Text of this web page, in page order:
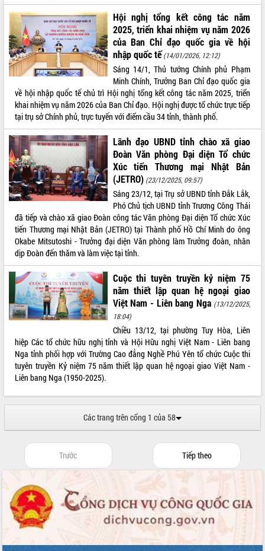
Kỳ họp thứ Hai, Hội đồng nhân dân
tỉnh khóa XI quyết nghị nhiều nội dung
quan trọng
Bí thư Tỉnh ủy Lương Nguyễn Minh
Triết thăm, tặng quà người có công với
cách mạng
Rà soát, hoàn thiện hệ thống thiết chế
văn hóa, thể thao đáp ứng yêu cầu
phát triển mới
Thường trực HĐND tỉnh Đắk Lắk gặp
mặt Đoàn chuyên gia y tế TP. Hồ Chí
Minh
Lễ truy điệu và an táng hài cốt liệt sĩ
tại Nghĩa trang Liệt sĩ xã Sơn Hòa
Bàn giải pháp tháo gỡ khó khăn trong
xuất khẩu sầu riêng và triển khai quy
định EUDR
Thứ trưởng Bộ Nông nghiệp và Môi
trường Nguyễn Hoàng Hiệp khảo sát
vùng trồng và doanh nghiệp đóng gói
sầu riêng tại Đắk Lắk
Trình diễn nghệ thuật chế biến các
món ăn từ sầu riêng
Đắk Lắk công bố Quy hoạch và xúc
tiến đầu tư tỉnh
Ngành cá ngừ Đắk Lắk chủ động thích
ứng để giữ vững thị trường xuất khẩu
Diễn đàn Kinh tế tư nhân Việt Nam đột
phá cơ chế - Hợp tác công tư
Đề án 06 tạo bước ngoặt đột phá trong
cải cách hành chính tỉnh Đắk Lắk
để phát triển du lịch Đắk Lắk
tầng kỹ thuật Cụm công nghiệp Tân
Gặp mặt các cơ quan báo chí nhân Kỷ
niệm 101 năm Ngày Báo chí Cách
mạng Việt Nam
Đắk Lắk sơ kết 4 năm triển khai thực
hiện Đề án 06 của Chính phủ
Họp báo thông tin về Hội nghị Công bố
LIÊN KẾT WEB
THỐNG KÊ TRUY CẬP
Hôm nay: 10593
Tất cả: 66096261
Hội nghị tổng kết công tác năm
2025, triển khai nhiệm vụ năm 2026
của Ban Chỉ đạo quốc gia về hội
nhập quốc tế (14/01/2026, 12:12)
Sáng 14/1, Thủ tướng Chính phủ Phạm
Minh Chính, Trưởng Ban Chỉ đạo quốc gia
về hội nhập quốc tế chủ trì Hội nghị tổng kết công tác năm 2025, triển
khai nhiệm vụ năm 2026 của Ban Chỉ đạo. Hội nghị được tổ chức trực tiếp
tại trụ sở Chính phủ, trực tuyến với điểm cầu 34 tỉnh, thành phố.
Lãnh đạo UBND tỉnh chào xã giao
Đoàn Văn phòng Đại diện Tổ chức
Xúc tiến Thương mại Nhật Bản
(JETRO) (23/12/2025, 09:57)
Sáng 23/12, tại Trụ sở UBND tỉnh Đắk Lắk,
Phó Chủ tịch UBND tỉnh Trương Công Thái
đã tiếp và chào xã giao Đoàn công tác Văn phòng Đại diện Tổ chức Xúc
tiến Thương mại Nhật Bản (JETRO) tại Thành phố Hồ Chí Minh do ông
Okabe Mitsutoshi - Trưởng đại diện Văn phòng làm Trưởng đoàn, nhân
dịp Đoàn đến thăm và làm việc tại tỉnh.
Cuộc thi tuyên truyền kỷ niệm 75
năm thiết lập quan hệ ngoại giao
Việt Nam - Liên bang Nga (13/12/2025,
18:04)
Chiều 13/12, tại phường Tuy Hòa, Liên
hiệp Các tổ chức hữu nghị tỉnh và Hội Hữu nghị Việt Nam - Liên bang
Nga tỉnh phối hợp với Trường Cao đẳng Nghề Phú Yên tổ chức Cuộc thi
tuyên truyền Kỷ niệm 75 năm thiết lập quan hệ ngoại giao Việt Nam -
Liên bang Nga (1950-2025).
Các trang trên cổng 1 của 58
Trước Tiếp theo